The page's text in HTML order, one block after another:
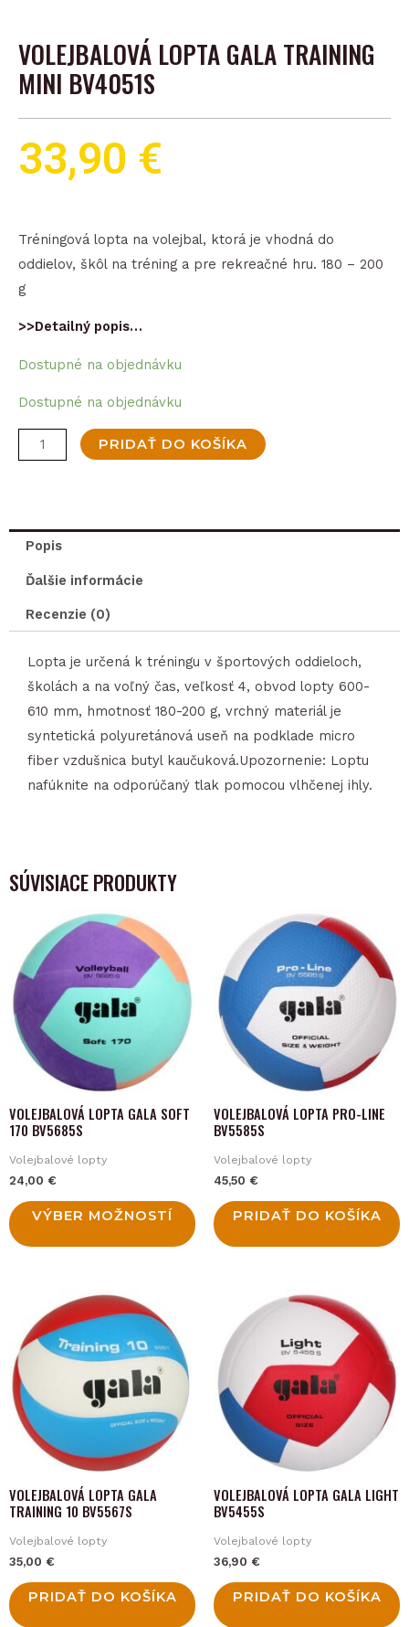
VOLEJBALOVÁ LOPTA GALA TRAINING
MINI BV4051S
33,90 €
Tréningová lopta na volejbal, ktorá je vhodná do
oddielov, škôl na tréning a pre rekreačné hru. 180 – 200
g
>>Detailný popis…
Dostupné na objednávku
Dostupné na objednávku
množstvo
Volejbalová
lopta
BV4051S
PRIDAŤ DO KOŠÍKA
Popis
Ďalšie informácie
Recenzie (0)
Lopta je určená k tréningu v športových oddieloch,
školách a na voľný čas, veľkosť 4, obvod lopty 600-
610 mm, hmotnosť 180-200 g, vrchný materiál je
syntetická polyuretánová useň na podklade micro
fiber vzdušnica butyl kaučuková.Upozornenie: Loptu
nafúknite na odporúčaný tlak pomocou vlhčenej ihly.
SÚVISIACE PRODUKTY
VOLEJBALOVÁ LOPTA GALA SOFT
170 BV5685S
Volejbalové lopty
24,00 €
VÝBER MOŽNOSTÍ
product
has
multiple
variants.
The
options
be
on
the
product
page
VOLEJBALOVÁ LOPTA PRO-LINE
BV5585S
Volejbalové lopty
45,50 €
PRIDAŤ DO KOŠÍKA
VOLEJBALOVÁ LOPTA GALA
TRAINING 10 BV5567S
Volejbalové lopty
35,00 €
PRIDAŤ DO KOŠÍKA
VOLEJBALOVÁ LOPTA GALA LIGHT
BV5455S
Volejbalové lopty
36,90 €
PRIDAŤ DO KOŠÍKA